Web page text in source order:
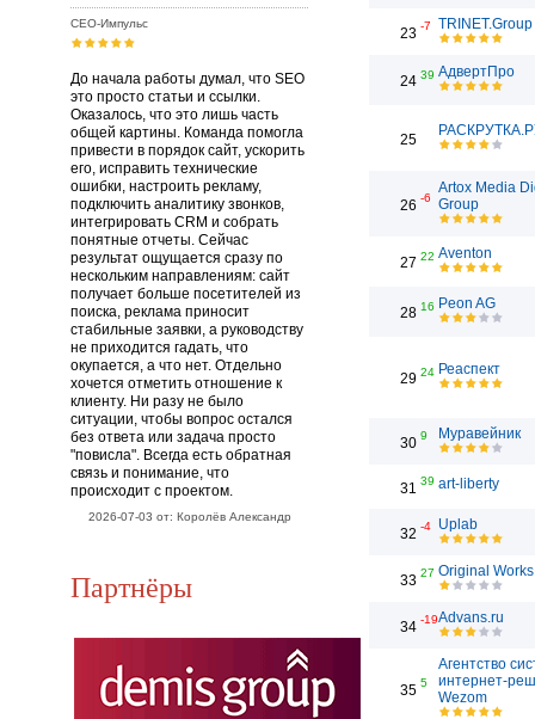
СЕО-Импульс
До начала работы думал, что SEO
это просто статьи и ссылки.
Оказалось, что это лишь часть
общей картины. Команда помогла
привести в порядок сайт, ускорить
его, исправить технические
ошибки, настроить рекламу,
подключить аналитику звонков,
интегрировать CRM и собрать
понятные отчеты. Сейчас
результат ощущается сразу по
нескольким направлениям: сайт
получает больше посетителей из
поиска, реклама приносит
стабильные заявки, а руководству
не приходится гадать, что
окупается, а что нет. Отдельно
хочется отметить отношение к
клиенту. Ни разу не было
ситуации, чтобы вопрос остался
без ответа или задача просто
"повисла". Всегда есть обратная
связь и понимание, что
происходит с проектом.
2026-07-03 от: Королёв Александр
Партнёры
23 -7 TRINET.Group
24 39 АдвертПро
25
26 -6
Artox Media
Group
27 22 Aventon
28 16 Peon AG
29 24 Реаспект
30 9 Муравейник
31 39 art-liberty
32 -4 Uplab
33 27 Original Works
34 -19Advans.ru
35 5
Агентство
интернет-
Wezom